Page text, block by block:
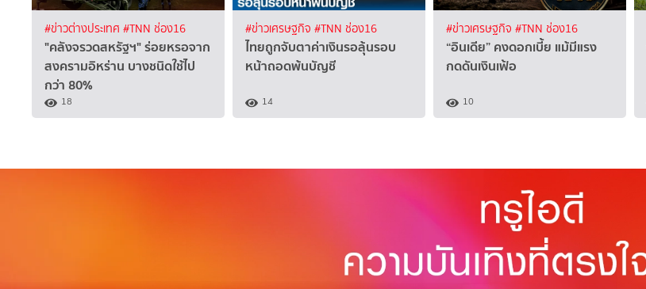
#ข่าวต่างประเทศ #TNN ช่อง16
"คลังจรวดสหรัฐฯ" ร่อยหรอจาก
สงครามอิหร่าน บางชนิดใช้ไป
กว่า 80%
18
#ข่าวเศรษฐกิจ #TNN ช่อง16
ไทยถูกจับตาค่าเงินรอลุ้นรอบ
หน้าถอดพ้นบัญชี
14
#ข่าวเศรษฐกิจ #TNN ช่อง16
“อินเดีย” คงดอกเบี้ย แม้มีแรง
กดดันเงินเฟ้อ
10